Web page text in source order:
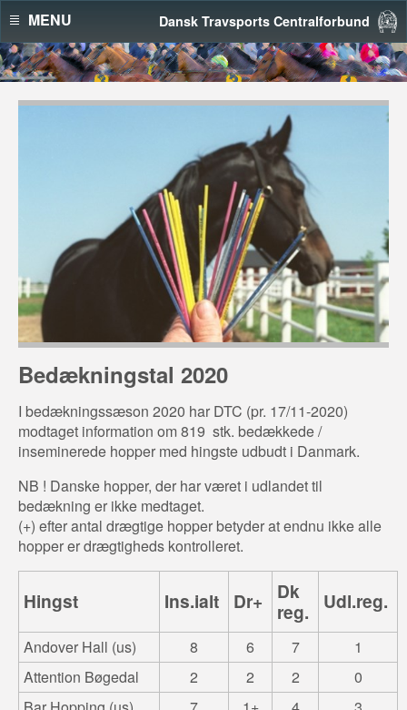
Dansk Travsports Centralforbund
MENU
Bedækningstal 2020
I bedækningssæson 2020 har DTC (pr. 17/11-2020)
modtaget information om 819 stk. bedækkede /
inseminerede hopper med hingste udbudt i Danmark.
NB ! Danske hopper, der har været i udlandet til
bedækning er ikke medtaget.
(+) efter antal drægtige hopper betyder at endnu ikke alle
hopper er drægtigheds kontrolleret.
Hingst Ins.ialt Dr+
Dk
reg.
Udl.reg.
Andover Hall (us) 8 6 7
1
Attention Bøgedal
2 2 2
0